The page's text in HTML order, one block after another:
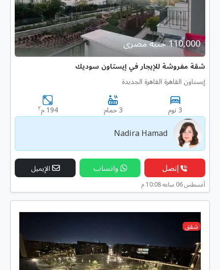
110,000 جنية مصرى
شقة مفروشة للإيجار في إيستاون سوديك
إيستاون القاهرة القاهرة الجديدة
3 نوم 3 حمام 194 م ٢
Nadira Hamad
إتصل واتساب الإيميل
أغسطس 06 ساعه 10:08 م
شقق